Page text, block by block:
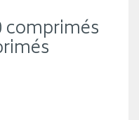
comprimés